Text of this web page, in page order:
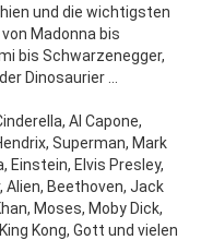
und die wichtigsten
Madonna bis
bis Schwarzenegger,
Dinosaurier …
Al Capone,
Superman, Mark
Einstein, Elvis Presley,
Alien, Beethoven, Jack
Moses, Moby Dick,
Kong, Gott und vielen